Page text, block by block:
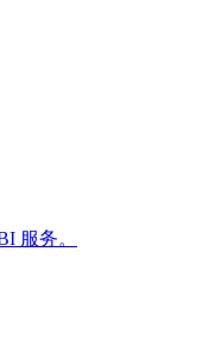
服务。